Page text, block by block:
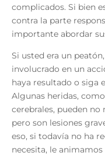
complicados. Si bien
contra la parte
importante abordar
Si usted era un
involucrado en un
haya resultado o siga
Algunas heridas,
cerebrales, pueden
pero son lesiones
eso, si todavía no ha
necesita, le